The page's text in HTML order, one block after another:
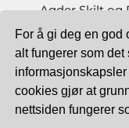
For å gi deg en god
alt fungerer som
cookies gjør at
nettsiden fungerer
Agder Skilt og
Org. nr: 997
Tlf: 959 32 123
09.00 - 16.00